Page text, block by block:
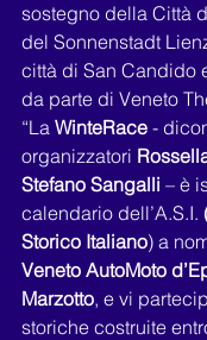
sostegno della Città
del Sonnenstadt
città di San Candido
da parte di Veneto
“La WinteRace -
organizzatori
Stefano Sangalli – è
calendario dell’A.S.I.
Storico Italiano) a
Veneto AutoMoto
Marzotto, e vi
storiche costruite